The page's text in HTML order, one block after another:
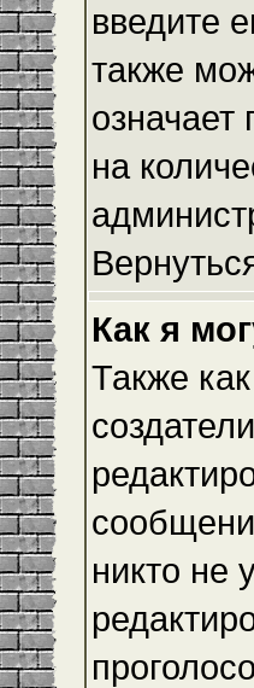
введите
также
означает
на
Как я
Также
никто не